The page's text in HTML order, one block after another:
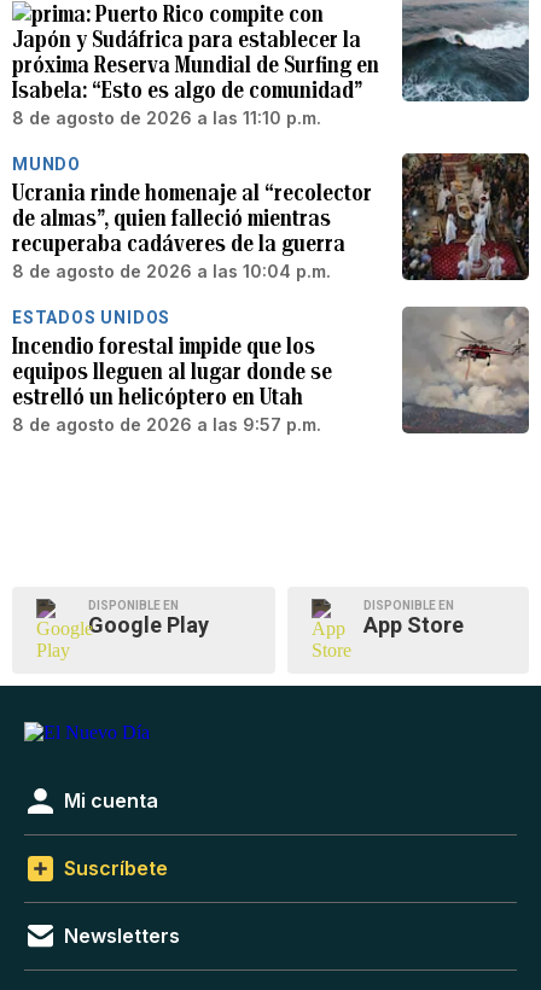
Puerto Rico compite con
Japón y Sudáfrica para establecer la
próxima Reserva Mundial de Surfing en
Isabela: “Esto es algo de comunidad”
8 de agosto de 2026 a las 11:10 p.m.
MUNDO
Ucrania rinde homenaje al “recolector
de almas”, quien falleció mientras
recuperaba cadáveres de la guerra
8 de agosto de 2026 a las 10:04 p.m.
ESTADOS UNIDOS
Incendio forestal impide que los
equipos lleguen al lugar donde se
estrelló un helicóptero en Utah
8 de agosto de 2026 a las 9:57 p.m.
DISPONIBLE EN
Google Play
DISPONIBLE EN
App Store
Mi cuenta
Suscríbete
Newsletters